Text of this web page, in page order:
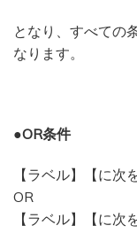
となり、すべての
なります。
●OR条件
【ラベル】【に次
OR
【ラベル】【に次